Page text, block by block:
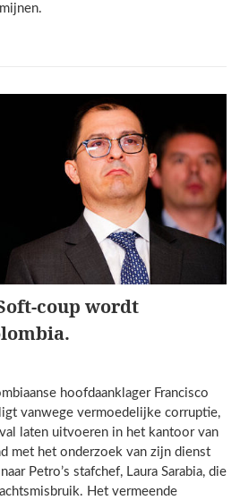
coup wordt
hoofdaanklager Francisco
vanwege vermoedelijke corruptie,
laten uitvoeren in het kantoor van
met het onderzoek van zijn dienst
Petro’s stafchef, Laura Sarabia, die
Het vermeende